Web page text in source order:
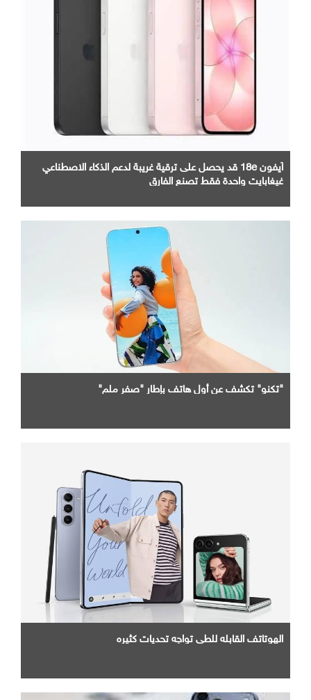
آيفون 18e قد يحصل على ترقية غريبة لدعم الذكاء الاصطناعي
غيغابايت واحدة فقط تصنع الفارق
"تكنو" تكشف عن أول هاتف بإطار "صفر ملم"
الهوتاتف القابله للطي تواجه تحديات كثيره